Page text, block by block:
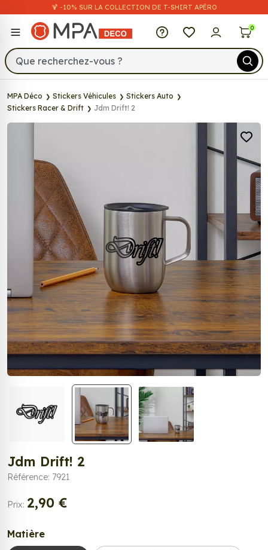
🍹 -10% SUR LA COLLECTION DE T-SHIRT APÉRO
MPA Déco 0
MPA Déco Stickers Véhicules
Stickers Auto
Stickers Racer & Drift
Jdm Drift! 2
Jdm Drift! 2
Référence: 7921
Prix: 2,90 €
Matière